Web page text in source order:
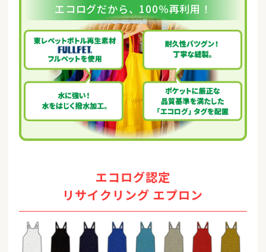
エコログだから、100％再利用！
エコログ認定
リサイクリング エプロン